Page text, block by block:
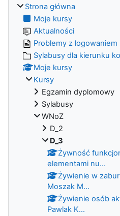
Strona główna
Moje kursy
Aktualności
Problemy z logowaniem
Sylabusy dla kierunku
Moje kursy
Kursy
Egzamin dyplomowy
Sylabusy
WNoZ
D_2
D_3
Żywność
elementami nu...
Żywienie w
Moszak M...
Żywienie osób
Pawlak K...